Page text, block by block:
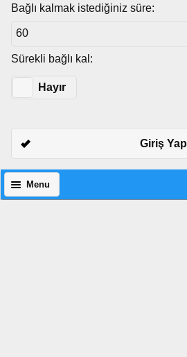
Bağlı kalmak istediğiniz süre:
Sürekli bağlı kal:
Hayır
Giriş Yap
Menu